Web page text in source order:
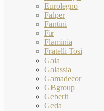
Eurolegno
Falper
Fantini
Fir
Flaminia
Fratelli Tosi
Gaia
Galassia
Gamadecor
GBgroup
Geberit
Geda